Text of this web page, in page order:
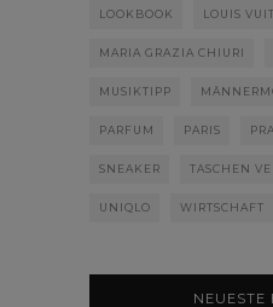
LOOKBOOK LOUIS
MARIA GRAZIA CHIURI
MUSIKTIPP
PARFUM PARIS
SNEAKER TASCHEN
UNIQLO WIRTSCHAFT
NEUESTE